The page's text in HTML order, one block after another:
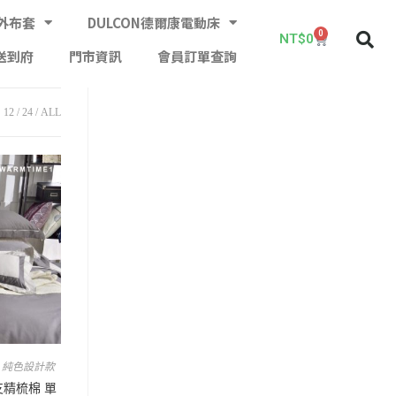
布套
DULCON德爾康電動床
到府
門市資訊 會員訂單查詢
NT$0 0
12 24 ALL
純色設計款
梳棉 單